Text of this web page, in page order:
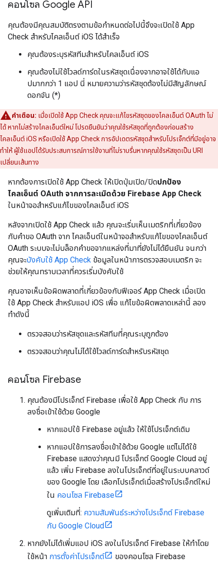
คอนโซล Google API
คุณต้องมีคุณสมบัติตรงตามข้อกำหนดต่อไปนี้จึงจะเปิดใช้ App
Check สำหรับไคลเอ็นต์ iOS ได้สำเร็จ
คุณต้องระบุรหัสทีมสำหรับไคลเอ็นต์ iOS
คุณต้องไม่ใช้ไวลด์การ์ดในรหัสชุดเนื่องจากอาจใช้ได้กับแอ
ปมากกว่า 1 แอป นี่ หมายความว่ารหัสชุดต้องไม่มีสัญลักษณ์
ดอกจัน (*)
คำเตือน: เมื่อเปิดใช้ App Check คุณจะแก้ไขรหัสชุดของไคลเอ็นต์ OAuth ไม่
ได้ หากไม่สร้างไคลเอ็นต์ใหม่ โปรดยืนยันว่าคุณใช้รหัสชุดที่ถูกต้องก่อนสร้าง
ไคลเอ็นต์ iOS หรือเปิดใช้ App Check การอัปเดตรหัสชุดสำหรับโปรเจ็กต์ที่มีอยู่อาจ
ทำให้ ผู้ใช้แอปได้รับประสบการณ์การใช้งานที่ไม่ราบรื่นหากคุณใช้รหัสชุดเป็น URI
เปลี่ยนเส้นทาง
หากต้องการเปิดใช้ App Check ให้เปิดปุ่มเปิด/ปิดปกป้อง
ไคลเอ็นต์ OAuth จากการละเมิดด้วย Firebase App Check
ในหน้าจอสำหรับแก้ไขของไคลเอ็นต์ iOS
หลังจากเปิดใช้ App Check แล้ว คุณจะเริ่มเห็นเมตริกที่เกี่ยวข้อง
กับคำขอ OAuth จาก ไคลเอ็นต์ในหน้าจอสำหรับแก้ไขของไคลเอ็นต์
OAuth ระบบจะไม่บล็อกคำขอจากแหล่งที่มาที่ยังไม่ได้ยืนยัน จนกว่า
คุณจะบังคับใช้ App Check ข้อมูลในหน้าการตรวจสอบเมตริก จะ
ช่วยให้คุณทราบเวลาที่ควรเริ่มบังคับใช้
คุณอาจเห็นข้อผิดพลาดที่เกี่ยวข้องกับฟีเจอร์ App Check เมื่อเปิด
ใช้ App Check สำหรับแอป iOS เพื่อ แก้ไขข้อผิดพลาดเหล่านี้ ลอง
ทำดังนี้
ตรวจสอบว่ารหัสชุดและรหัสทีมที่คุณระบุถูกต้อง
ตรวจสอบว่าคุณไม่ได้ใช้ไวลด์การ์ดสำหรับรหัสชุด
คอนโซล Firebase
คุณต้องมีโปรเจ็กต์ Firebase เพื่อใช้ App Check กับ การ
ลงชื่อเข้าใช้ด้วย Google
หากแอปใช้ Firebase อยู่แล้ว ให้ใช้โปรเจ็กต์เดิม
หากแอปใช้การลงชื่อเข้าใช้ด้วย Google แต่ไม่ได้ใช้
Firebase แสดงว่าคุณมี โปรเจ็กต์ Google Cloud อยู่
แล้ว เพิ่ม Firebase ลงในโปรเจ็กต์ที่อยู่ในระบบคลาวด์
ของ Google โดย เลือกโปรเจ็กต์เมื่อสร้างโปรเจ็กต์ใหม่
ใน คอนโซล Firebase
ดูเพิ่มเติมที่: ความสัมพันธ์ระหว่างโปรเจ็กต์ Firebase
กับ Google Cloud
หากยังไม่ได้เพิ่มแอป iOS ลงในโปรเจ็กต์ Firebase ให้ทำโดย
ใช้หน้า การตั้งค่าโปรเจ็กต์
ของคอนโซล Firebase